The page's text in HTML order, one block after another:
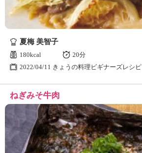
夏梅 美智子
180kcal
20分
2022/04/11 きょうの料理ビギナーズレシピ
ねぎみそ牛肉